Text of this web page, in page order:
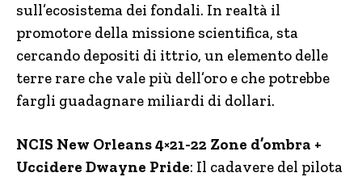
sull’ecosistema dei fondali. In realtà il
promotore della missione scientifica, sta
cercando depositi di ittrio, un elemento delle
terre rare che vale più dell’oro e che potrebbe
fargli guadagnare miliardi di dollari.
NCIS New Orleans 4×21-22 Zone d’ombra +
Uccidere Dwayne Pride: Il cadavere del pilota